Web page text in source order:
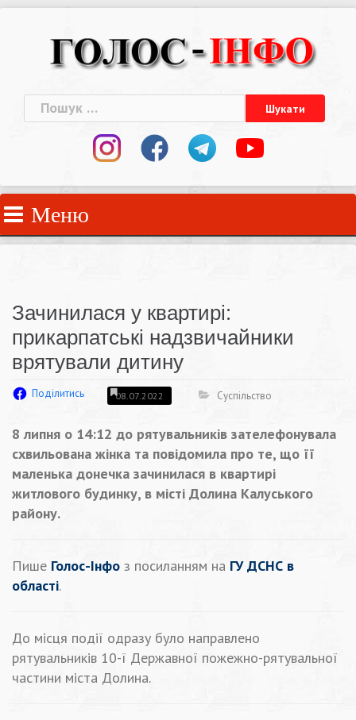
Пошук:
Меню
Зачинилася у квартирі:
прикарпатські надзвичайники
врятували дитину
Поділитись 08.07.2022 Суспільство
8 липня о 14:12 до рятувальників зателефонувала
схвильована жінка та повідомила про те, що її
маленька донечка зачинилася в квартирі
житлового будинку, в місті Долина Калуського
району.
Пише Голос-Інфо з посиланням на ГУ ДСНС в
області.
До місця події одразу було направлено
рятувальників 10-ї Державної пожежно-рятувальної
частини міста Долина.